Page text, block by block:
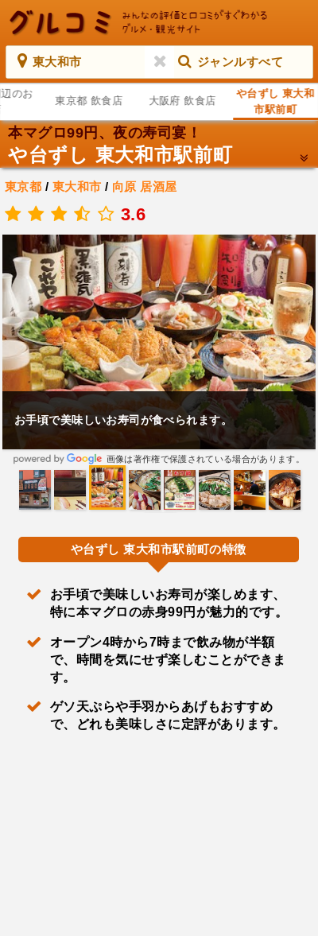
東大和市 ジャンルすべて
のお
東京都 飲食店 大阪府 飲食店
や台ずし 東大和
市駅前町
本マグロ99円、夜の寿司宴！
や台ずし 東大和市駅前町
東京都 / 東大和市 / 向原 居酒屋
3.6
お手頃で美味しいお寿司が食べられます。
画像は著作権で保護されている場合があります。
や台ずし 東大和市駅前町の特徴
お手頃で美味しいお寿司が楽しめます、
特に本マグロの赤身99円が魅力的です。
オープン4時から7時まで飲み物が半額
で、時間を気にせず楽しむことができま
す。
ゲソ天ぷらや手羽からあげもおすすめ
で、どれも美味しさに定評があります。